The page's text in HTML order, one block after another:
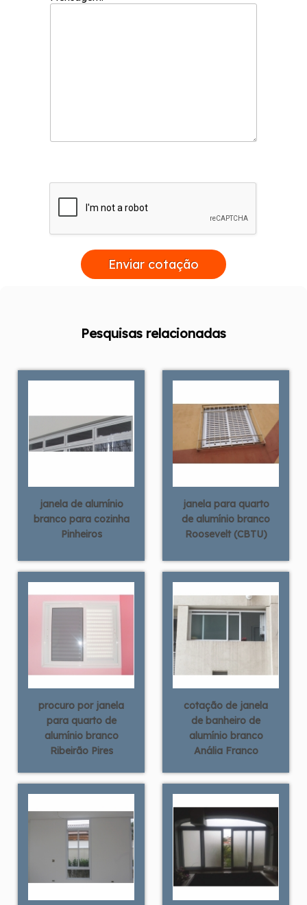
Enviar cotação
Pesquisas relacionadas
janela de alumínio
branco para cozinha
Pinheiros
janela para quarto
de alumínio branco
Roosevelt (CBTU)
procuro por janela
para quarto de
alumínio branco
Ribeirão Pires
cotação de janela
de banheiro de
alumínio branco
Anália Franco